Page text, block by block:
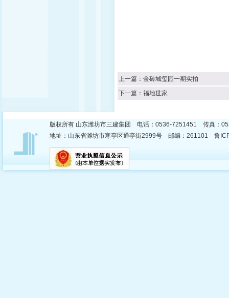
上一篇： 金砖城玺园一期实拍
下一篇： 福地世家
版权所有 山东潍坊市三建集团 电话：0536-7251451 传真：
地址：山东省潍坊市寒亭区通亭街2999号 邮编：261101 鲁